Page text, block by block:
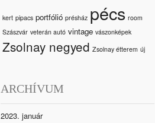
kert pipacs portfólió présház pécs room
Szászvár veterán autó vintage vászonképek
Zsolnay negyed Zsolnay étterem új
ARCHÍVUM
2023. január